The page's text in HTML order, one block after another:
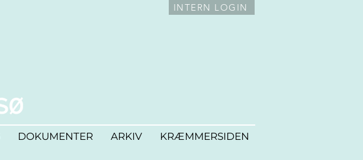
INTERN LOGIN
DOKUMENTER ARKIV KRÆMMERSIDEN